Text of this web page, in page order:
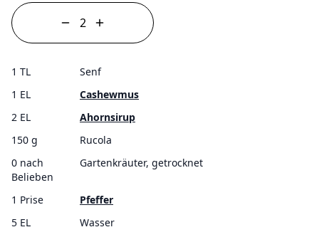
1 TL
Senf
1 EL
Cashewmus
2 EL
Ahornsirup
150 g
Rucola
0 nach
Belieben
Gartenkräuter, getrocknet
1 Prise
Pfeffer
5 EL
Wasser